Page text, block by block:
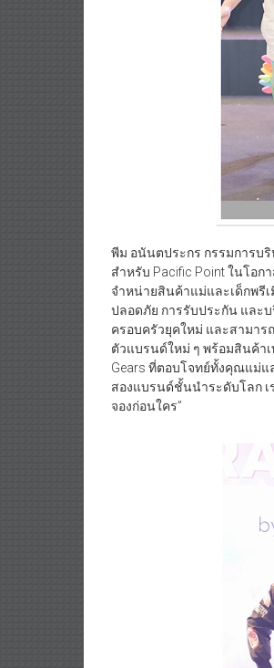
พีม อนันตประกร กรรมการบ
สำหรับ Pacific Point ในโอก
จำหน่ายสินค้าแม่และเด็กพรี
ปลอดภัย การรับประกัน และ
ครอบครัวยุคใหม่ และสามาร
ตัวแบรนด์ใหม่ ๆ พร้อมสินค้า
Gears ที่ตอบโจทย์ทั้งคุณแม่แ
สองแบรนด์ชั้นนำระดับโลก เ
จองก่อนใคร”